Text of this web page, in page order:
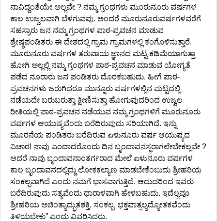
ನಾವಿದ್ದಂತೆಯೇ ಅಲ್ಲವೇ ? ನಮ್ಮ ಗ್ರಂಥಗಳು ಮೂರುನೂರು ವರ್ಷಗಳ
ಕಾಲ ಉಜ್ವಲವಾಗಿ ಬೆಳಗುವವು. ಅಂದರೆ ಮೂರುನೂರುವರ್ಷಗಳವರೆಗೆ
ಸಹಸ್ರಾರು ಜನ ನಮ್ಮ ಗ್ರಂಥಗಳ ಪಾಠ-ಪ್ರವಚನ ಮಾಡುವ
ಶ್ರೇಷ್ಠಪಂಡಿತರು ಈ ದೇಶದಲ್ಲಿ ಗ್ರಾಮ ಗ್ರಾಮಗಳಲ್ಲಿ ಕಂಗೊಳಿಸುತ್ತಾರೆ.
ಮೂರುನೂರು ವರ್ಷಗಳ ತರುವಾಯ ಜ್ಞಾನದ ಮಟ್ಟ ಕಡಿಮೆಯಾಗುತ್ತಾ
ಹೋಗಿ ಅಲ್ಲಲ್ಲಿ ನಮ್ಮ ಗ್ರಂಥಗಳ ಪಾಠ-ಪ್ರವಚನ ಮಾಡುವ ಯೋಗ್ಯತೆ
ಪಡೆದ ನೂರಾರು ಜನ ಪಂಡಿತರು ದೊರಕಬಹುದು. ಹೀಗೆ ಪಾಠ-
ಪ್ರವಚನಗಳು ಜರುಗಿದರೂ ಮುನ್ನೂರು ವರ್ಷಗಳಲ್ಲಿನ ಮಟ್ಟದಲ್ಲಿ
ನಡೆಯದೇ ಬರುಬರುತ್ತಾ ಕ್ಷೀಣಿಸುತ್ತಾ ಹೋಗುವುದರಿಂದ ಉಜ್ವಲ
ರೀತಿಯಲ್ಲಿ ಪಾಠ-ಪ್ರವಚನ ನಡೆಯುವ ನಮ್ಮ ಗ್ರಂಥಗಳಿಗೆ ಮೂರುನೂರು
ವರ್ಷಗಳ ಆಯುಷ್ಯವೆಂದು ಬರೆದಿರುವುದು ಸರಿಯಾಗಿದೆ. ಇನ್ನು
ಮೂರನೆಯ ಪಂಡಿತರು ಬರೆದಿರುವ ಏಳುನೂರು ವರ್ಷ ಆಯುಷ್ಯದ
ವಿಚಾರ! ನಾವು ಎಂದಾದರೊಂದು ದಿನ ಬೃಂದಾವನಸ್ಥರಾಗಲೇಬೇಕಲ್ಲವೇ ?
ಆದರೆ ನಾವು ಬೃಂದಾವನಾಂತರ್ಗರಾದ ಮೇಲೆ ಏಳುನೂರು ವರ್ಷಗಳ
ಕಾಲ ಬೃಂದಾವನದಲ್ಲಿದ್ದು ಲೋಕಕಲ್ಯಾಣ ಮಾಡಬೇಕೆಂಬುದು ಶ್ರೀಹರಿಯ
ಸಂಕಲ್ಪವಾಗಿದೆ ಎಂದು ನಮಗೆ ಭಾಸವಾಗುತ್ತಿದೆ. ಆದುದರಿಂದ ಇವರು
ಬರೆದಿರುವುದು ಸತ್ಯವೆಂದು ಧಾರಾಳವಾಗಿ ಹೇಳಬಹುದು. ಇದೆಲ್ಲವೂ
ಶ್ರೀಹರಿಯ ಅಚಿಂತ್ಯಾದ್ಭುತಶಕ್ತಿ, ಸಂಕಲ್ಪ, ಭಕ್ತವಾತ್ಸಲ್ಯದ್ಯೋತಕವೆಂದು
ತಿಳಿಯಬೇಕು” ಎಂದು ವಿವರಿಸಿದರು.